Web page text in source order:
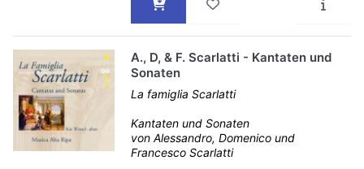
A., D, & F. Scarlatti - Kantaten und
Sonaten
La famiglia Scarlatti
Kantaten und Sonaten
von Alessandro, Domenico und
Francesco Scarlatti